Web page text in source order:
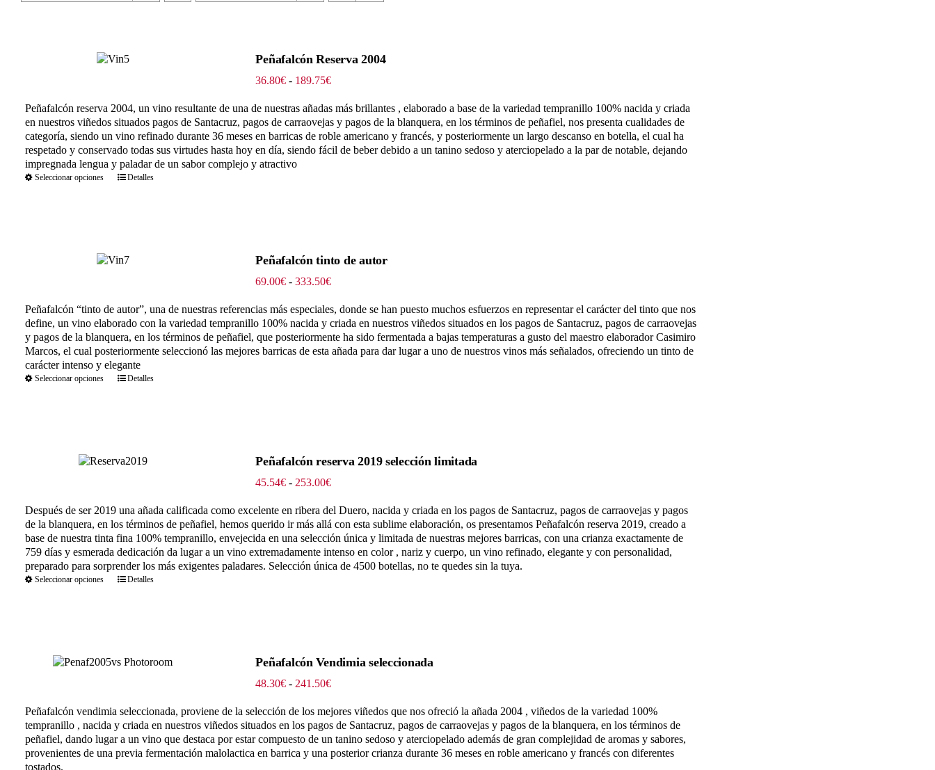
Peñafalcón Reserva 2004
36.80€ - 189.75€Rango
precios:
desde
36.80€
hasta
Peñafalcón reserva 2004, un vino resultante de una de nuestras añadas más brillantes , elaborado a base de la variedad tempranillo 100% nacida y criada
en nuestros viñedos situadospagos de Santacruz, pagos de carraovejas y pagos de la blanquera, en los términos de peñafiel, nos presenta cualidades de
categoría, siendo un vino refinado durante 36 meses en barricas de roble americano y francés, y posteriormente un largo descanso en botella, el cual ha
respetado y conservado todas sus virtudes hasta hoy en día, siendo fácil de beber debido a un tanino sedoso y aterciopelado a la par de notable, dejando
impregnada lengua y paladar de un sabor complejo y atractivo
Seleccionar opciones Detalles
Peñafalcón tinto de autor
69.00€ - 333.50€Rango
precios:
desde
69.00€
hasta
Peñafalcón “tinto de autor”, una de nuestras referencias más especiales, donde se han puesto muchos esfuerzos en representar el carácter del tinto que nos
define, un vino elaborado con la variedad tempranillo 100% nacida y criada en nuestros viñedos situados en los pagos de Santacruz, pagos de carraovejas
y pagos de la blanquera, en los términos de peñafiel, que posteriormente ha sido fermentada a bajas temperaturas a gusto del maestro elaborador Casimiro
Marcos, el cual posteriormente seleccionó las mejores barricas de esta añada para dar lugar a uno de nuestros vinos más señalados, ofreciendo un tinto de
carácter intenso y elegante
Seleccionar opciones Detalles
Peñafalcón reserva 2019 selección limitada
45.54€ - 253.00€Rango
precios:
desde
45.54€
hasta
253.00€
Después de ser 2019 una añada calificada como excelente en ribera del Duero, nacida y criada en los pagos de Santacruz, pagos de carraovejas y pagos
de la blanquera, en los términos de peñafiel, hemos querido ir más allá con esta sublime elaboración, os presentamos Peñafalcón reserva 2019, creado a
base de nuestra tinta fina 100% tempranillo, envejecida en una selección única y limitada de nuestras mejores barricas, con una crianza exactamente de
759 días y esmerada dedicación da lugar a un vino extremadamente intenso en color , nariz y cuerpo, un vino refinado, elegante y con personalidad,
preparado para sorprender los más exigentes paladares. Selección única de 4500 botellas, no te quedes sin la tuya.
Seleccionar opciones Detalles
Peñafalcón Vendimia seleccionada
48.30€ - 241.50€Rango
precios:
desde
48.30€
hasta
Peñafalcón vendimia seleccionada, proviene de la selección de los mejores viñedos que nos ofreció la añada 2004 , viñedos de la variedad 100%
tempranillo , nacida y criada en nuestros viñedos situados en los pagos de Santacruz, pagos de carraovejas y pagos de la blanquera, en los términos de
peñafiel, dando lugar a un vino que destaca por estar compuesto de un tanino sedoso y aterciopelado además de gran complejidad de aromas y sabores,
provenientes de una previa fermentación malolactica en barrica y una posterior crianza durante 36 meses en roble americano y francés con diferentes
tostados.